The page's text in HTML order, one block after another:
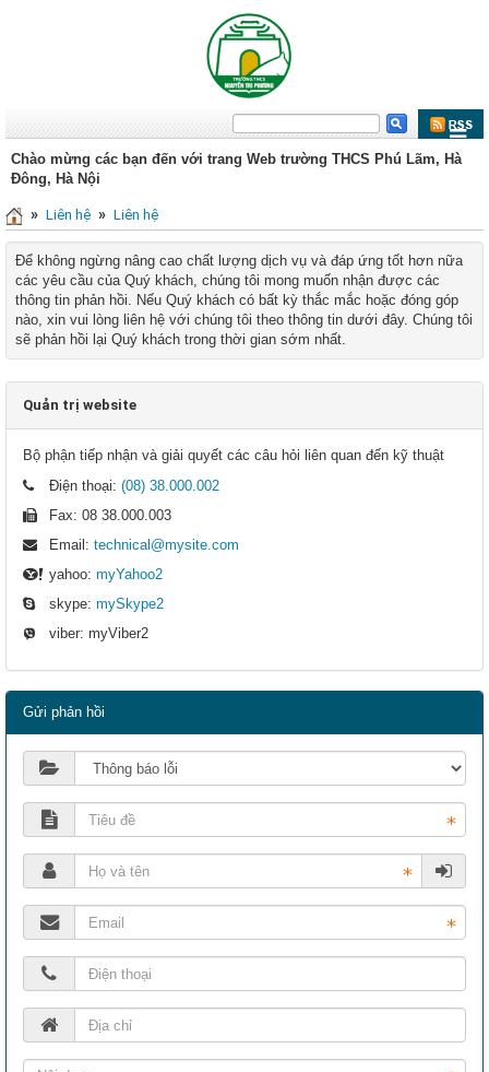
Chào mừng các bạn đến với trang Web trường THCS Phú Lãm, Hà
Đông, Hà Nội
» Liên hệ » Liên hệ
Để không ngừng nâng cao chất lượng dịch vụ và đáp ứng tốt hơn nữa
các yêu cầu của Quý khách, chúng tôi mong muốn nhận được các
thông tin phản hồi. Nếu Quý khách có bất kỳ thắc mắc hoặc đóng góp
nào, xin vui lòng liên hệ với chúng tôi theo thông tin dưới đây. Chúng tôi
sẽ phản hồi lại Quý khách trong thời gian sớm nhất.
Quản trị website
Bộ phận tiếp nhận và giải quyết các câu hỏi liên quan đến kỹ thuật
Điện thoại: (08) 38.000.002
Fax: 08 38.000.003
Email: technical@mysite.com
yahoo: myYahoo2
skype: mySkype2
viber: myViber2
Gửi phản hồi